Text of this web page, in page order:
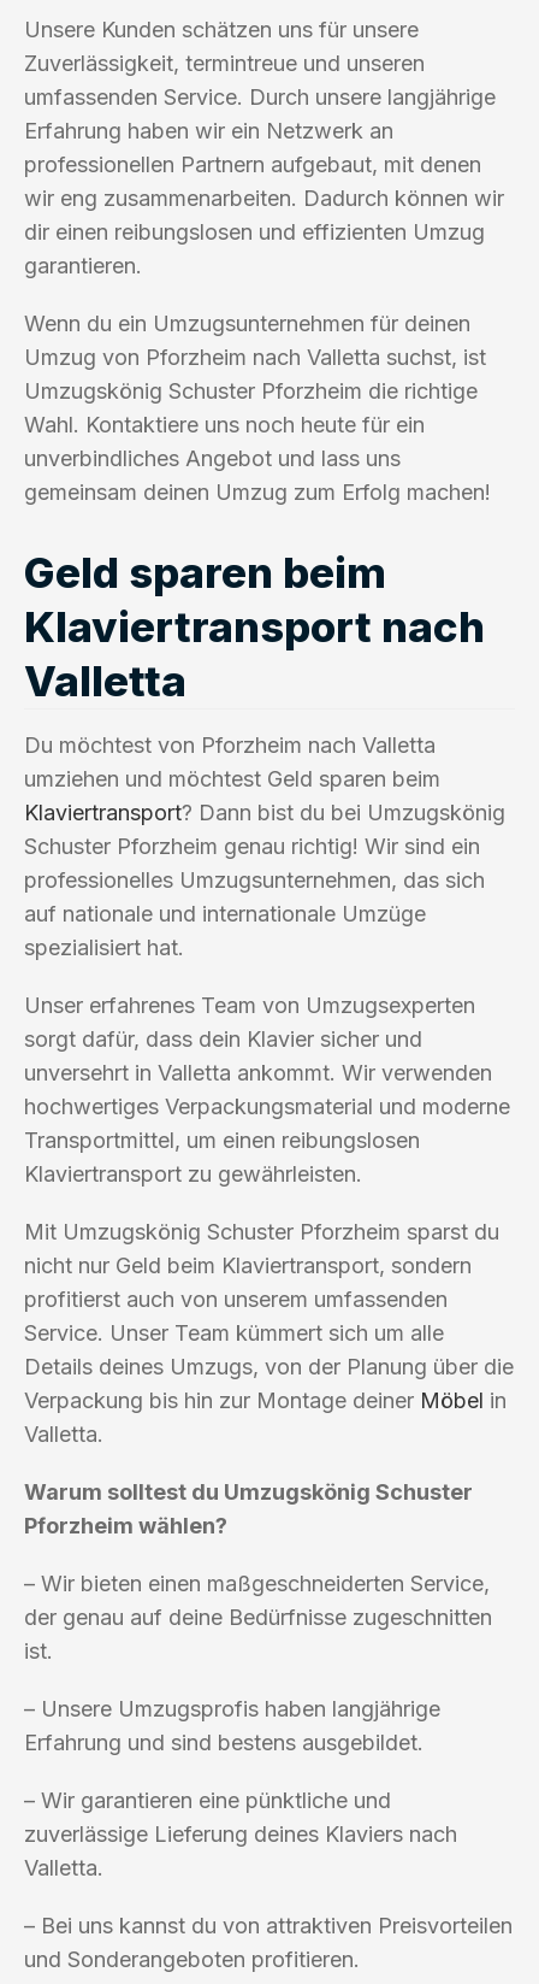
Unsere Kunden schätzen uns für unsere
Zuverlässigkeit, termintreue und unseren
umfassenden Service. Durch unsere langjährige
Erfahrung haben wir ein Netzwerk an
professionellen Partnern aufgebaut, mit denen
wir eng zusammenarbeiten. Dadurch können wir
dir einen reibungslosen und effizienten Umzug
garantieren.
Wenn du ein Umzugsunternehmen für deinen
Umzug von Pforzheim nach Valletta suchst, ist
Umzugskönig Schuster Pforzheim die richtige
Wahl. Kontaktiere uns noch heute für ein
unverbindliches Angebot und lass uns
gemeinsam deinen Umzug zum Erfolg machen!
Geld sparen beim
Klaviertransport nach
Valletta
Du möchtest von Pforzheim nach Valletta
umziehen und möchtest Geld sparen beim
Klaviertransport? Dann bist du bei Umzugskönig
Schuster Pforzheim genau richtig! Wir sind ein
professionelles Umzugsunternehmen, das sich
auf nationale und internationale Umzüge
spezialisiert hat.
Unser erfahrenes Team von Umzugsexperten
sorgt dafür, dass dein Klavier sicher und
unversehrt in Valletta ankommt. Wir verwenden
hochwertiges Verpackungsmaterial und moderne
Transportmittel, um einen reibungslosen
Klaviertransport zu gewährleisten.
Mit Umzugskönig Schuster Pforzheim sparst du
nicht nur Geld beim Klaviertransport, sondern
profitierst auch von unserem umfassenden
Service. Unser Team kümmert sich um alle
Details deines Umzugs, von der Planung über die
Verpackung bis hin zur Montage deiner Möbel in
Valletta.
Warum solltest du Umzugskönig Schuster
Pforzheim wählen?
– Wir bieten einen maßgeschneiderten Service,
der genau auf deine Bedürfnisse zugeschnitten
ist.
– Unsere Umzugsprofis haben langjährige
Erfahrung und sind bestens ausgebildet.
– Wir garantieren eine pünktliche und
zuverlässige Lieferung deines Klaviers nach
Valletta.
– Bei uns kannst du von attraktiven Preisvorteilen
und Sonderangeboten profitieren.